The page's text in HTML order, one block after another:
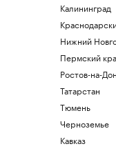
объявили
Калининград
Нижний
Пермский
Ростов-на-
Татарстан
Тюмень
Черноземье
Кавказ